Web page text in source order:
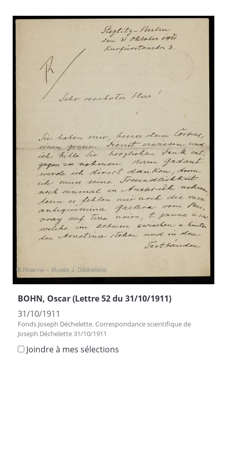
BOHN, Oscar (Lettre 52 du 31/10/1911)
31/10/1911
Fonds Joseph Déchelette. Correspondance scientifique de
Joseph Déchelette 31/10/1911
Joindre à mes sélections